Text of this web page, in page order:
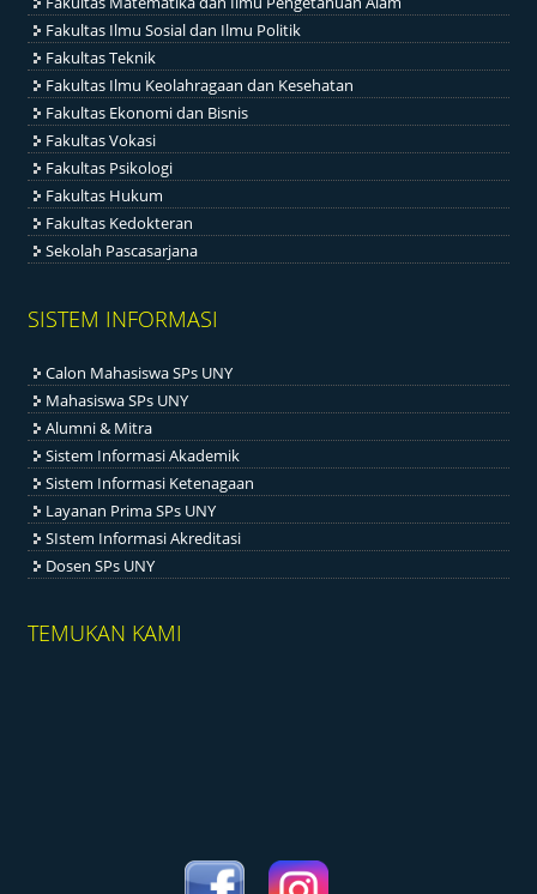
Fakultas Ilmu Sosial dan Ilmu Politik
Fakultas Teknik
Fakultas Ilmu Keolahragaan dan Kesehatan
Fakultas Ekonomi dan Bisnis
Fakultas Vokasi
Fakultas Psikologi
Fakultas Hukum
Fakultas Kedokteran
Sekolah Pascasarjana
SISTEM INFORMASI
Calon Mahasiswa SPs UNY
Mahasiswa SPs UNY
Alumni & Mitra
Sistem Informasi Akademik
Sistem Informasi Ketenagaan
Layanan Prima SPs UNY
SIstem Informasi Akreditasi
Dosen SPs UNY
TEMUKAN KAMI